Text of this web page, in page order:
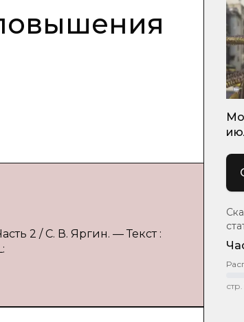
2 / С. В. Яргин. — Текст :
стр.